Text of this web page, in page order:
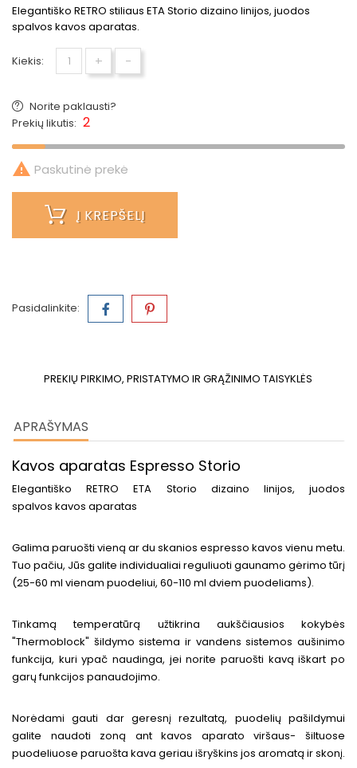
Elegantiško RETRO stiliaus ETA Storio dizaino linijos, juodos
spalvos kavos aparatas.
Kiekis: + -
Norite paklausti?
Prekių likutis: 2
 Paskutinė prekė
Į KREPŠELĮ
Pasidalinkite:
PREKIŲ PIRKIMO, PRISTATYMO IR GRĄŽINIMO TAISYKLĖS
APRAŠYMAS
Kavos aparatas Espresso Storio
Elegantiško RETRO ETA Storio dizaino linijos, juodos
spalvos kavos aparatas
Galima paruošti vieną ar du skanios espresso kavos vienu metu.
Tuo pačiu, Jūs galite individualiai reguliuoti gaunamo gėrimo tūrį
(25-60 ml vienam puodeliui, 60-110 ml dviem puodeliams).
Tinkamą temperatūrą užtikrina aukščiausios kokybės
"Thermoblock" šildymo sistema ir vandens sistemos aušinimo
funkcija, kuri ypač naudinga, jei norite paruošti kavą iškart po
garų funkcijos panaudojimo.
Norėdami gauti dar geresnį rezultatą, puodelių pašildymui
galite naudoti zoną ant kavos aparato viršaus- šiltuose
puodeliuose paruošta kava geriau išryškins jos aromatą ir skonį.